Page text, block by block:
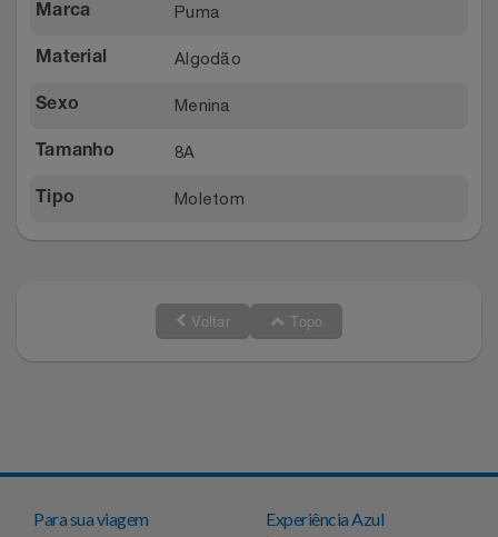
Marca Puma
Material Algodão
Sexo Menina
Tamanho 8A
Tipo Moletom
Voltar Topo
Para sua viagem Experiência Azul